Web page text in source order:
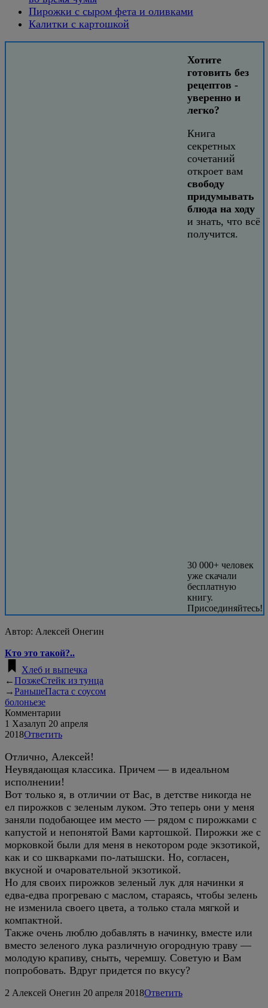
Пирожки с сыром фета и оливками
Калитки с картошкой
Хотите
готовить без
рецептов -
уверенно и
легко?
Книга
секретных
сочетаний
откроет вам
свободу
придумывать
блюда на ходу
и знать, что всё
получится.
30 000+ человек
уже скачали
бесплатную
книгу.
Присоединяйтесь!
Автор: Алексей Онегин
Кто это такой?..
Хлеб и выпечка
←ПозжеСтейк из тунца
→РаньшеПаста с соусом
болоньезе
Комментарии
1 Хазалуп 20 апреля
2018Ответить
Отлично, Алексей!
Неувядающая классика. Причем — в идеальном
исполнении!
Вот только я, в отличии от Вас, в детстве никогда не
ел пирожков с зеленым луком. Это теперь они у меня
заняли подобающее им место — рядом с пирожками с
капустой и непонятой Вами картошкой. Пирожки же с
морковкой были для меня в некотором роде экзотикой,
как и со шкварками по-латышски. Но, согласен,
вкусной и очаровательной экзотикой.
Но для своих пирожков зеленый лук для начинки я
едва-едва прогреваю с маслом, стараясь, чтобы зелень
не изменила своего цвета, а только стала мягкой и
компактной.
Также очень люблю добавлять в начинку, вместе или
вместо зеленого лука различную огородную траву —
молодую крапиву, сныть, черемшу. Советую и Вам
попробовать. Вдруг придется по вкусу?
2 Алексей Онегин 20 апреля 2018Ответить